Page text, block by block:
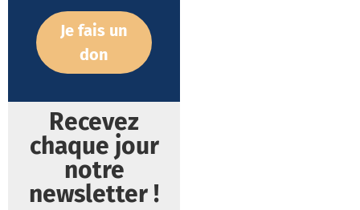
Je fais un
don
Recevez
chaque jour
notre
newsletter !